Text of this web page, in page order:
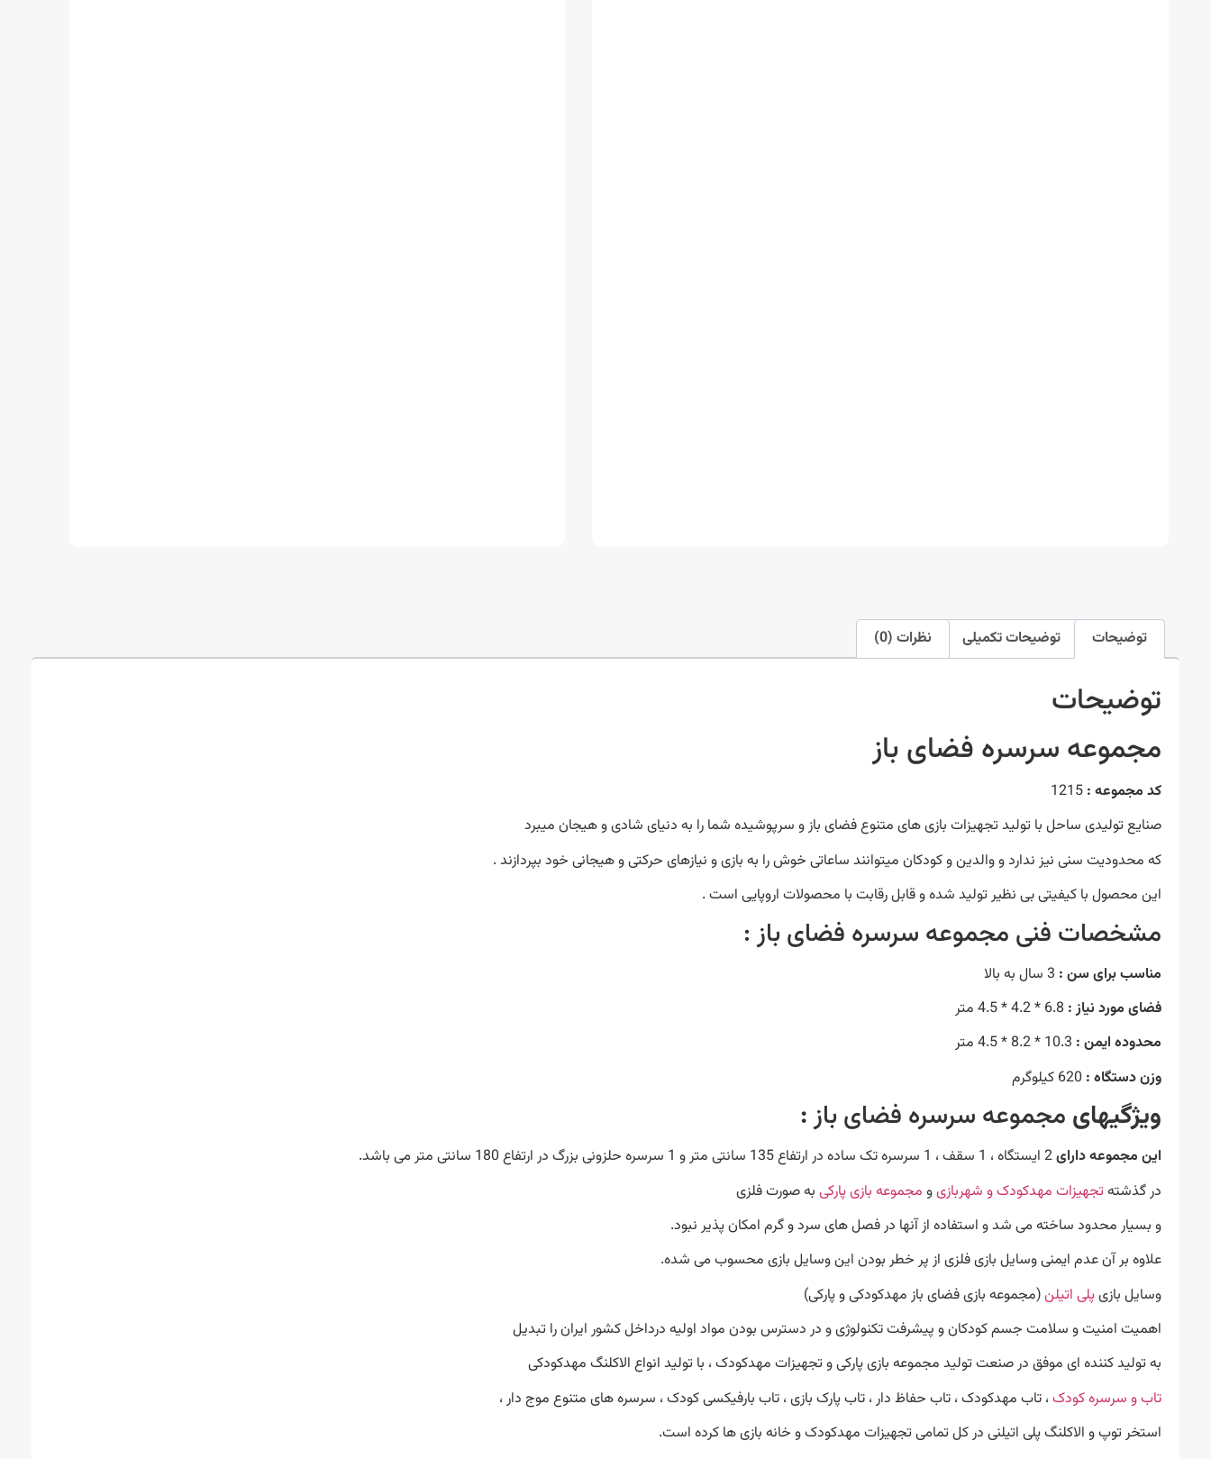
توضیحات توضیحات تکمیلی نظرات (0)
توضیحات
مجموعه سرسره فضای باز
کد مجموعه :
صنایع تولیدی ساحل با تولید تجهیزات بازی های متنوع فضای باز و سرپوشیده شما را به دنیای شادی و هیجان میبرد
که محدودیت سنی نیز ندارد و والدین و کودکان میتوانند ساعاتی خوش را به بازی و نیازهای حرکتی و هیجانی خود بپردازند .
این محصول با کیفیتی بی نظیر تولید شده و قابل رقابت با محصولات اروپایی است .
مشخصات فنی مجموعه سرسره فضای باز :
مناسب برای سن :
فضای مورد نیاز :
محدوده ایمن :
وزن دستگاه :
ویژگیهای مجموعه سرسره فضای باز:
این مجموعه دارای
در گذشتهتجهیزات مهدکودک و شهربازیو مجموعه بازی پارکی به صورت فلزی
و بسیار محدود ساخته می شد و استفاده از آنها در فصل های سرد و گرم امکان پذیر نبود.
علاوه بر آن عدم ایمنی وسایل بازی فلزی از پر خطر بودن این وسایل بازی محسوب می شده.
وسایل بازیپلی اتیلن(مجموعه بازی فضای باز مهدکودکی و پارکی)
اهمیت امنیت و سلامت جسم کودکان و پیشرفت تکنولوژی و در دسترس بودن مواد اولیه درداخل کشور ایران را تبدیل
به تولید کننده ای موفق در صنعت تولید مجموعه بازی پارکی و تجهیزات مهدکودک ، با تولید انواع الاکلنگ مهدکودکی
تاب و سرسره کودک، تاب مهدکودک ، تاب حفاظ دار ، تاب پارک بازی ، تاب بارفیکسی کودک ، سرسره های متنوع موج دار ،
استخر توپ و الاکلنگ پلی اتیلنی در کل تمامی تجهیزات مهدکودک و خانه بازی ها کرده است.